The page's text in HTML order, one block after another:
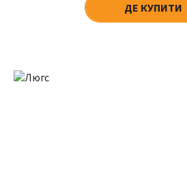
ДЕ КУПИТИ